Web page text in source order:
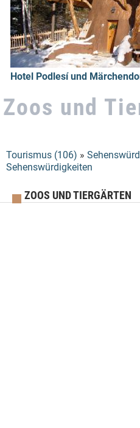
Hotel Podlesí und
Zoos und
Sie sind hier
Tourismus (106) »
Sehenswürdigkeiten
ZOOS UND TIERGÄRTEN